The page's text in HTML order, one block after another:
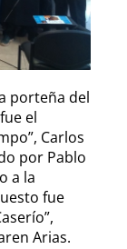
porteña del
el
Carlos
por Pablo
a la
fue
Arias.